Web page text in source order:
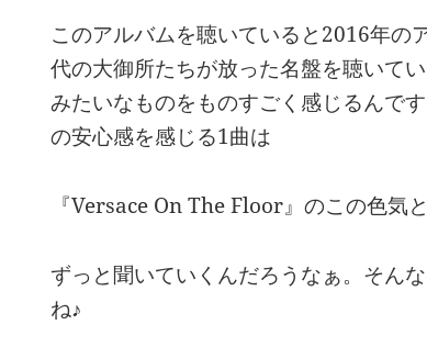
このアルバムを聴いていると2016年の
代の大御所たちが放った名盤を聴いて
みたいなものをものすごく感じるんで
の安心感を感じる1曲は
『Versace On The Floor』のこの色気
ずっと聞いていくんだろうなぁ。そん
ね♪